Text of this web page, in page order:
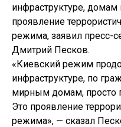
инфраструктуре,
проявление
режима, заявил пресс-
Дмитрий Песков.
«Киевский режим
инфраструктуре, по
мирным домам, просто
Это проявление
режима», — сказал